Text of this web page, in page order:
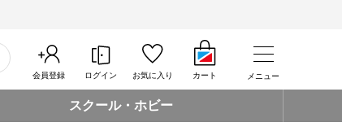
会員登録 ログイン お気に入り カート メニュー
スクール・ホビー